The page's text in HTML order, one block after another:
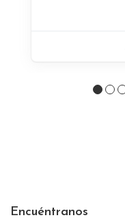
Encuéntranos